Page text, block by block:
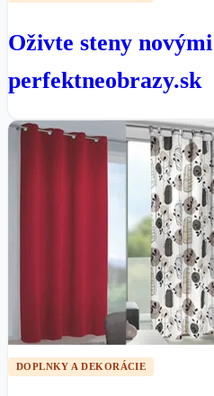
Oživte steny
perfektneobrazy.sk
DOPLNKY A DEKORÁCIE